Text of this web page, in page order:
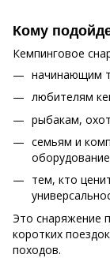
Кому
Кемпинговое
начинающим
любителям
рыбакам,
семьям и
тем, кто
Это снаряжение
коротких
походов.